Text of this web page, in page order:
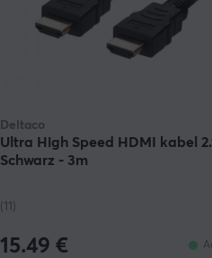
Deltaco
Ultra High Speed HDMI kabel
Schwarz - 3m
(11)
15.49 €